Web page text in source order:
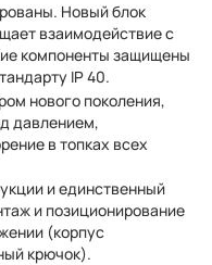
Новый блок
взаимодействие с
компоненты защищены
IP 40.
нового поколения,
давлением,
в топках всех
и единственный
и позиционирование
(корпус
крючок).